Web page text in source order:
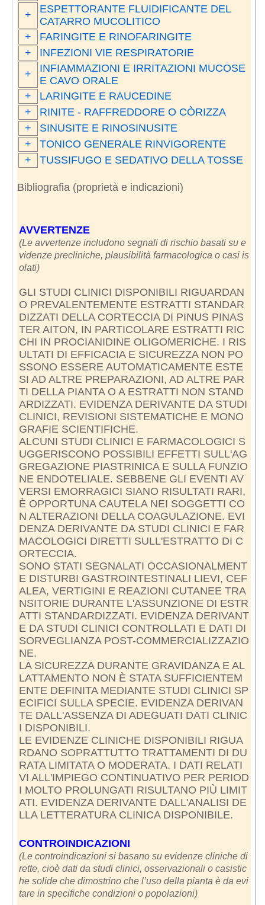
+
ESPETTORANTE FLUIDIFICANTE DEL
CATARRO MUCOLITICO
+
FARINGITE E RINOFARINGITE
+
INFEZIONI VIE RESPIRATORIE
+
INFIAMMAZIONI E IRRITAZIONI MUCOSE
E CAVO ORALE
+
LARINGITE E RAUCEDINE
+
RINITE - RAFFREDDORE O CÒRIZZA
+
SINUSITE E RINOSINUSITE
+
TONICO GENERALE RINVIGORENTE
+
TUSSIFUGO E SEDATIVO DELLA TOSSE
Bibliografia (proprietà e indicazioni)
AVVERTENZE
(Le avvertenze includono segnali di rischio basati su e
videnze precliniche, plausibilità farmacologica o casi is
olati)
GLI STUDI CLINICI DISPONIBILI RIGUARDAN
O PREVALENTEMENTE ESTRATTI STANDAR
DIZZATI DELLA CORTECCIA DI PINUS PINAS
TER AITON, IN PARTICOLARE ESTRATTI RIC
CHI IN PROCIANIDINE OLIGOMERICHE. I RIS
ULTATI DI EFFICACIA E SICUREZZA NON PO
SSONO ESSERE AUTOMATICAMENTE ESTE
SI AD ALTRE PREPARAZIONI, AD ALTRE PAR
TI DELLA PIANTA O A ESTRATTI NON STAND
ARDIZZATI. EVIDENZA DERIVANTE DA STUDI
CLINICI, REVISIONI SISTEMATICHE E MONO
GRAFIE SCIENTIFICHE.
ALCUNI STUDI CLINICI E FARMACOLOGICI S
UGGERISCONO POSSIBILI EFFETTI SULL'AG
GREGAZIONE PIASTRINICA E SULLA FUNZIO
NE ENDOTELIALE. SEBBENE GLI EVENTI AV
VERSI EMORRAGICI SIANO RISULTATI RARI,
È OPPORTUNA CAUTELA NEI SOGGETTI CO
N ALTERAZIONI DELLA COAGULAZIONE. EVI
DENZA DERIVANTE DA STUDI CLINICI E FAR
MACOLOGICI DIRETTI SULL'ESTRATTO DI C
ORTECCIA.
SONO STATI SEGNALATI OCCASIONALMENT
E DISTURBI GASTROINTESTINALI LIEVI, CEF
ALEA, VERTIGINI E REAZIONI CUTANEE TRA
NSITORIE DURANTE L'ASSUNZIONE DI ESTR
ATTI STANDARDIZZATI. EVIDENZA DERIVANT
E DA STUDI CLINICI CONTROLLATI E DATI DI
SORVEGLIANZA POST-COMMERCIALIZZAZIO
NE.
LA SICUREZZA DURANTE GRAVIDANZA E AL
LATTAMENTO NON È STATA SUFFICIENTEM
ENTE DEFINITA MEDIANTE STUDI CLINICI SP
ECIFICI SULLA SPECIE. EVIDENZA DERIVAN
TE DALL'ASSENZA DI ADEGUATI DATI CLINIC
I DISPONIBILI.
LE EVIDENZE CLINICHE DISPONIBILI RIGUA
RDANO SOPRATTUTTO TRATTAMENTI DI DU
RATA LIMITATA O MODERATA. I DATI RELATI
VI ALL'IMPIEGO CONTINUATIVO PER PERIOD
I MOLTO PROLUNGATI RISULTANO PIÙ LIMIT
ATI. EVIDENZA DERIVANTE DALL'ANALISI DE
LLA LETTERATURA CLINICA DISPONIBILE.
CONTROINDICAZIONI
(Le controindicazioni si basano su evidenze cliniche di
rette, cioè dati da studi clinici, osservazionali o casistic
he solide che dimostrino che l’uso della pianta è da evi
tare in specifiche condizioni o popolazioni)